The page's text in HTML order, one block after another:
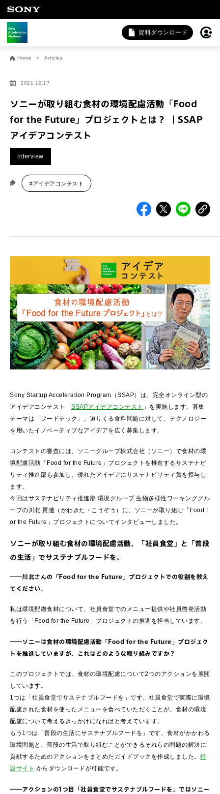
資料ダウンロード
Home Articles
2021.12.17
ソニーが取り組む食材の環境配慮活動「Food
for the Future」プロジェクトとは？ ｜SSAP
アイデアコンテスト
Interview
#アイデアコンテスト
Sony Startup Acceleration Program（SSAP）は、完全オンライン型の
アイデアコンテスト「SSAPアイデアコンテスト 」を実施します。募集
テーマは「フードテック」。迫りくる食料問題に対して、テクノロジー
を用いたイノベーティブなアイデアを広く募集します。
コンテストの審査には、ソニーグループ株式会社（ソニー）で食材の環
境配慮活動「Food for the Future」プロジェクトを推進するサステナビ
リティ推進部も参加し、優れたアイデアにサステナビリティ賞を授与し
ます。
今回はサステナビリティ推進部 環境グループ 生物多様性ワーキンググル
ープの川北 貢造（かわきた・こうぞう）に、ソニーが取り組む「Food f
or the Future」プロジェクトについてインタビューしました。
ソニーが取り組む食材の環境配慮活動、「社員食堂」と「普段
の生活」でサステナブルフードを。
――川北さんの「Food for the Future」プロジェクトでの役割を教え
てください。
私は環境配慮食材について、社員食堂でのメニュー提供や社員啓発活動
を行う「Food for the Future」プロジェクトの推進を担当しています。
――ソニーは食材の環境配慮活動「Food for the Future」プロジェク
トを推進していますが、これはどのような取り組みですか？
このプロジェクトでは、食材の環境配慮について2つのアクションを展開
しています。
1つは「社員食堂でサステナブルフードを」です。社員食堂で実際に環境
配慮された食材を使ったメニューを食べていただくことが、食材の環境
配慮について考えるきっかけになればと考えています。
もう1つは「普段の生活にサステナブルフードを」です。食材がかかわる
環境問題と、普段の生活で取り組むことができるそれらの問題の解決に
貢献するためのアクションをまとめたガイドブックを作成しました。 特
設サイト からダウンロードが可能です。
――アクションの1つ目「社員食堂でサステナブルフードを」ではソニー
お問い合わせ
法人向けサービスに関するご相談・お問い合わせは以下のボタ
法人お問い合わせ
FAQ&個人お問い合わせは以下のボタンからお願いします。
FAQ & 個人お問い合わせ